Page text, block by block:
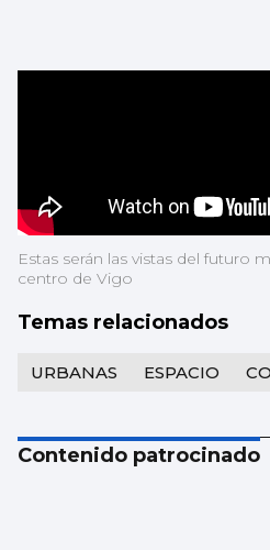
Estas serán las vistas del futuro
centro de Vigo
Temas relacionados
URBANAS ESPACIO
Contenido patrocinado